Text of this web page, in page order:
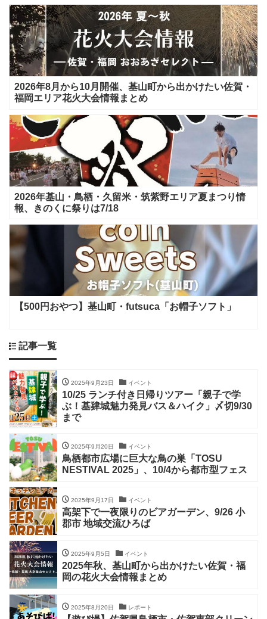
2026年8月から10月開催、基山町から出かけたい佐賀・
福岡エリア花火大会情報まとめ
2026年基山・鳥栖・久留米・筑紫野エリア夏まつり情
報、きのくに祭りは7/18
【500円おやつ】基山町・futsuca「お帽子ソフト」
記事一覧
2025年9月23日 イベント
10/25 ランチ付き日帰りツアー「親子で学
ぶ！基肄城魅力発見バス＆ハイク」〆切9/30
まで
2025年9月20日 イベント
鳥栖都市広場に巨大な鳥の巣「TOSU
NESTIVAL 2025」、10/4から都市型フェス
2025年9月17日 イベント
高架下で一夜限りのビアガーデン、9/26 小
郡市 地域交流ひろば
2025年9月5日 イベント
2025年秋、基山町から出かけたい佐賀・福
岡の花火大会情報まとめ
2025年8月20日 レポート